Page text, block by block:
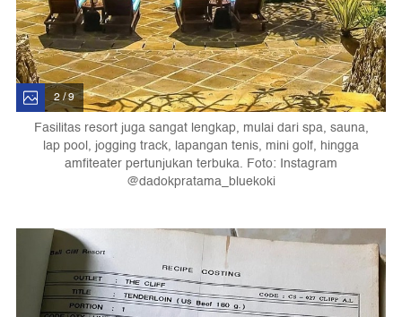
2 / 9
Fasilitas resort juga sangat lengkap, mulai dari spa, sauna,
lap pool, jogging track, lapangan tenis, mini golf, hingga
amfiteater pertunjukan terbuka. Foto: Instagram
@dadokpratama_bluekoki